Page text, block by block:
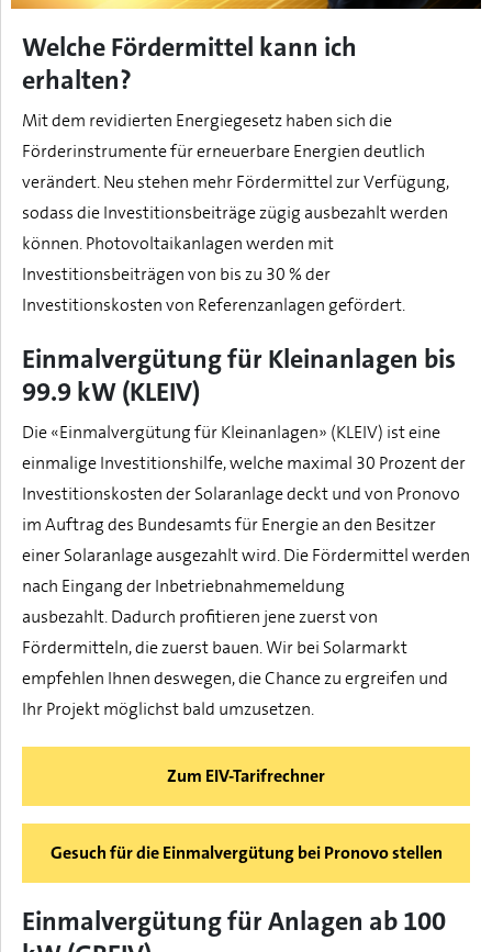
Welche Fördermittel kann ich
erhalten?
Mit dem revidierten Energiegesetz haben sich die
Förderinstrumente für erneuerbare Energien deutlich
verändert. Neu stehen mehr Fördermittel zur Verfügung,
sodass die Investitionsbeiträge zügig ausbezahlt werden
können. Photovoltaikanlagen werden mit
Investitionsbeiträgen von bis zu 30 % der
Investitionskosten von Referenzanlagen gefördert.
Einmalvergütung für Kleinanlagen bis
99.9 kW (KLEIV)
Die «Einmalvergütung für Kleinanlagen» (KLEIV) ist eine
einmalige Investitionshilfe, welche maximal 30 Prozent der
Investitionskosten der Solaranlage deckt und von Pronovo
im Auftrag des Bundesamts für Energie an den Besitzer
einer Solaranlage ausgezahlt wird. Die Fördermittel werden
nach Eingang der Inbetriebnahmemeldung
ausbezahlt. Dadurch profitieren jene zuerst von
Fördermitteln, die zuerst bauen. Wir bei Solarmarkt
empfehlen Ihnen deswegen, die Chance zu ergreifen und
Ihr Projekt möglichst bald umzusetzen.
Zum EIV-Tarifrechner
Gesuch für die Einmalvergütung bei Pronovo stellen
Einmalvergütung für Anlagen ab 100